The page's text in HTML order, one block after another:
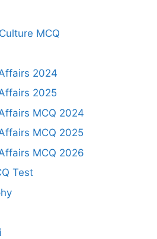
MCQ
2024
2025
MCQ 2024
MCQ 2025
MCQ 2026
Test